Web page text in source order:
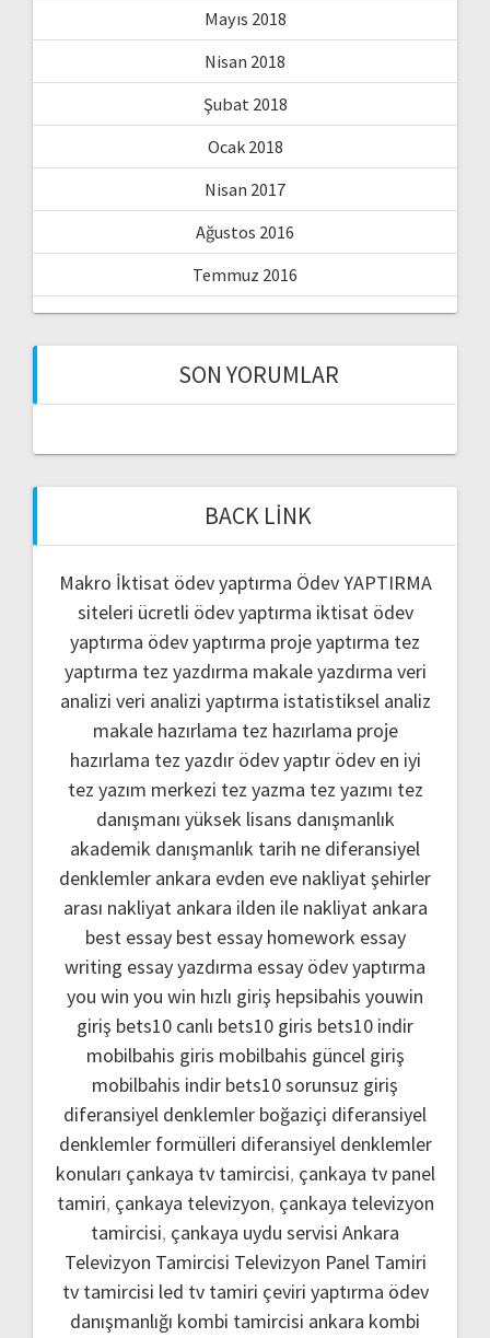
Mayıs 2018
Nisan 2018
Şubat 2018
Ocak 2018
Nisan 2017
Ağustos 2016
Temmuz 2016
SON YORUMLAR
BACK LINK
Makro İktisat ödev yaptırma Ödev YAPTIRMA
siteleri ücretli ödev yaptırma iktisat ödev
yaptırma ödev yaptırma proje yaptırma tez
yaptırma tez yazdırma makale yazdırma veri
analizi veri analizi yaptırma istatistiksel analiz
makale hazırlama tez hazırlama proje
hazırlama tez yazdır ödev yaptır ödev en iyi
tez yazım merkezi tez yazma tez yazımı tez
danışmanı yüksek lisans danışmanlık
akademik danışmanlık tarih ne diferansiyel
denklemler ankara evden eve nakliyatşehirler
arası nakliyat ankara ilden ile nakliyat ankara
best essay best essay homework essay
writing essay yazdırma essay ödev yaptırma
you win you win hızlı giriş hepsibahis youwin
giriş bets10 canlı bets10 giris bets10 indir
mobilbahis giris mobilbahis güncel giriş
mobilbahis indir bets10 sorunsuz giriş
diferansiyel denklemler boğaziçi diferansiyel
denklemler formülleri diferansiyel denklemler
konuları çankaya tv tamircisi, çankaya tv panel
tamiri, çankaya televizyon, çankaya televizyon
tamircisi, çankaya uydu servisi Ankara
Televizyon Tamircisi Televizyon Panel Tamiri
tv tamircisi led tv tamiri çeviri yaptırma ödev
danışmanlığı kombi tamircisi ankara kombi